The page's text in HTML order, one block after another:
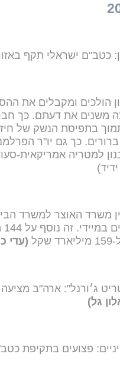
כטב"ם ישראלי תקף
הולכים ומקבלים את
משנים את דעתם. כך
בתפיסת הנשק של
כך גם יו"ר
למטריה אמריקאית-
(עדי
ג׳ורנל": ארה"ב
גל)
פצועים בתקיפת